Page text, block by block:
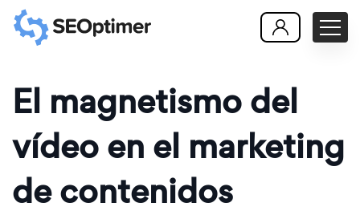
El magnetismo del
vídeo en el marketing
de contenidos